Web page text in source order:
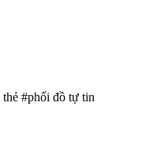
thẻ #phối đồ tự tin